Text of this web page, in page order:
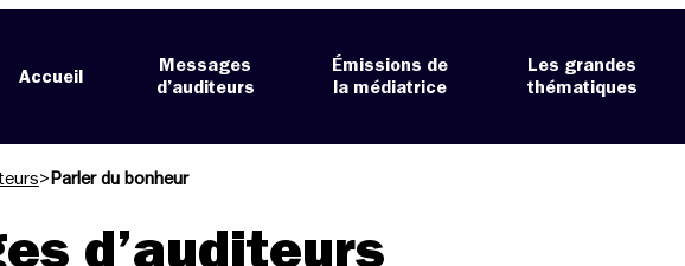
Accueil
Messages
d’auditeurs
Émissions de
la médiatrice
Les grandes
thématiques
> Parler du bonheur
d’auditeurs